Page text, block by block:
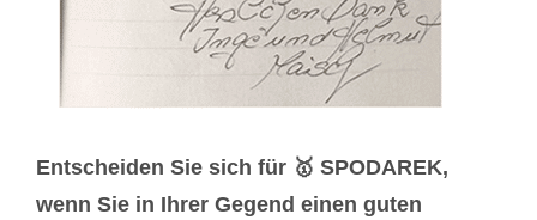
Entscheiden Sie sich für 🥇 SPODAREK,
wenn Sie in Ihrer Gegend einen guten